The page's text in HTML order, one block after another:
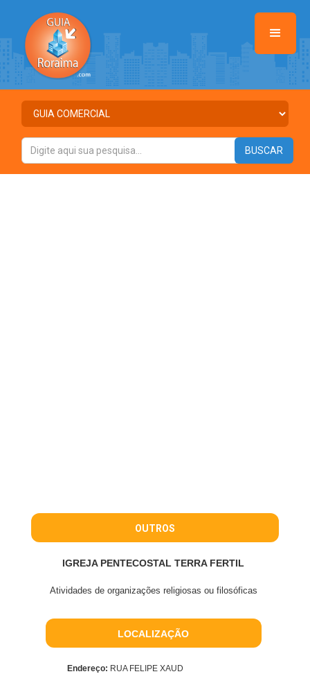
OUTROS
IGREJA PENTECOSTAL TERRA FERTIL
Atividades de organizações religiosas ou filosóficas
LOCALIZAÇÃO
Endereço: RUA FELIPE XAUD